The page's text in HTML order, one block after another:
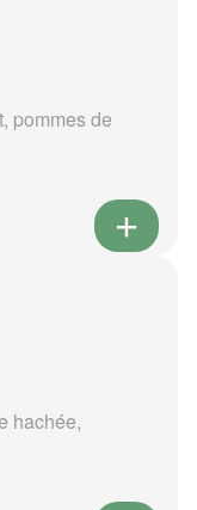
pommes de
hachée,